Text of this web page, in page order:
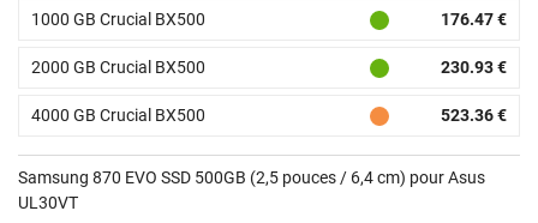
1000 GB Crucial BX500 176.47 €
2000 GB Crucial BX500 230.93 €
4000 GB Crucial BX500 523.36 €
Samsung 870 EVO SSD 500GB (2,5 pouces / 6,4 cm) pour Asus
UL30VT